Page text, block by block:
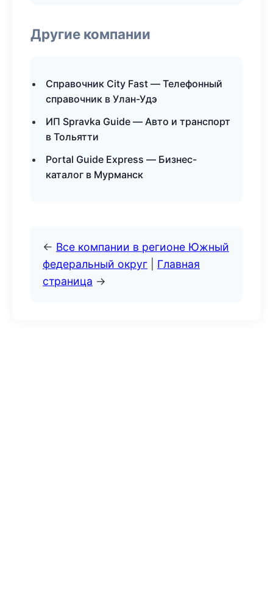
Другие компании
Справочник City Fast — Телефонный
справочник в Улан-Удэ
ИП Spravka Guide — Авто и транспорт
в Тольятти
Portal Guide Express — Бизнес-
каталог в Мурманск
← Все компании в регионе Южный
федеральный округ
Главная
страница →